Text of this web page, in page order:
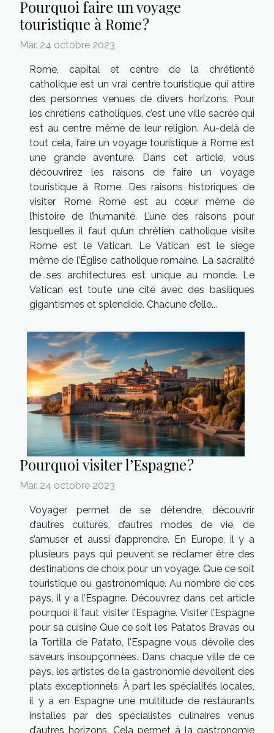
Pourquoi faire un voyage
touristique à Rome ?
Mar. 24 octobre 2023
Rome, capital et centre de la chrétienté
catholique est un vrai centre touristique qui attire
des personnes venues de divers horizons. Pour
les chrétiens catholiques, c’est une ville sacrée qui
est au centre même de leur religion. Au-delà de
tout cela, faire un voyage touristique à Rome est
une grande aventure. Dans cet article, vous
découvrirez les raisons de faire un voyage
touristique à Rome. Des raisons historiques de
visiter Rome Rome est au cœur même de
l’histoire de l’humanité. L’une des raisons pour
lesquelles il faut qu’un chrétien catholique visite
Rome est le Vatican. Le Vatican est le siège
même de l’Église catholique romaine. La sacralité
de ses architectures est unique au monde. Le
Vatican est toute une cité avec des basiliques
gigantismes et splendide. Chacune d’elle...
Pourquoi visiter l’Espagne ?
Mar. 24 octobre 2023
Voyager permet de se détendre, découvrir
d’autres cultures, d’autres modes de vie, de
s’amuser et aussi d’apprendre. En Europe, il y a
plusieurs pays qui peuvent se réclamer être des
destinations de choix pour un voyage. Que ce soit
touristique ou gastronomique. Au nombre de ces
pays, il y a l’Espagne. Découvrez dans cet article
pourquoi il faut visiter l’Espagne. Visiter l’Espagne
pour sa cuisine Que ce soit les Patatos Bravas ou
la Tortilla de Patato, l’Espagne vous dévoile des
saveurs insoupçonnées. Dans chaque ville de ce
pays, les artistes de la gastronomie dévoilent des
plats exceptionnels. À part les spécialités locales,
il y a en Espagne une multitude de restaurants
installés par des spécialistes culinaires venus
d’autres horizons. Cela permet à la gastronomie